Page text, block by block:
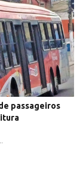
passageiros